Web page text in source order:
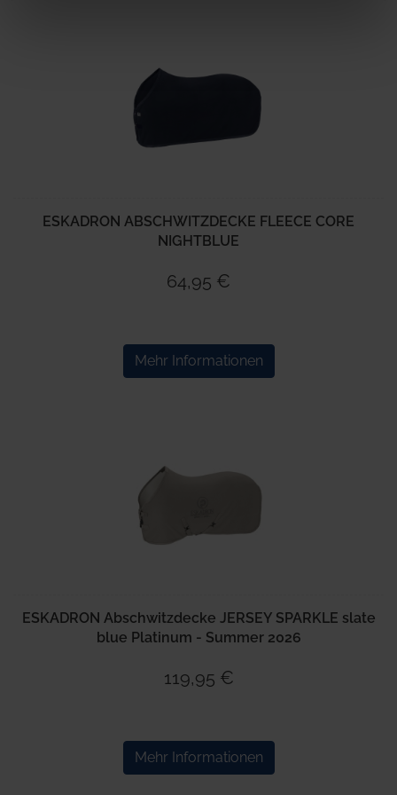
ESKADRON ABSCHWITZDECKE FLEECE CORE
NIGHTBLUE
64,95 €
Mehr Informationen
ESKADRON Abschwitzdecke JERSEY SPARKLE slate
blue Platinum - Summer 2026
119,95 €
Mehr Informationen